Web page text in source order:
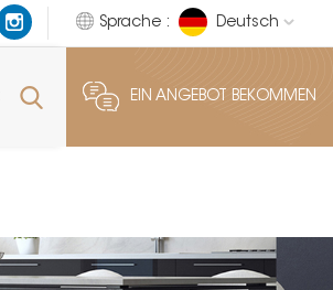
Sprache : Deutsch
EIN ANGEBOT BEKOMMEN